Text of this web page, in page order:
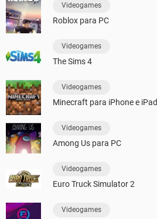
Videogames
Roblox para PC
Videogames
The Sims 4
Videogames
Minecraft para iPhone e iPad
Videogames
Among Us para PC
Videogames
Euro Truck Simulator 2
Videogames